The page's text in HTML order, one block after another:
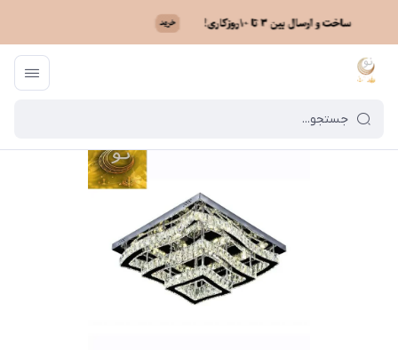
ماه نو / فهرست محصولات